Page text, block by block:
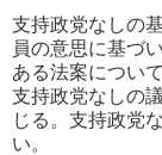
支持政党なしの
員の意思に基づ
ある法案につい
支持政党なしの
じる。支持政党
い。